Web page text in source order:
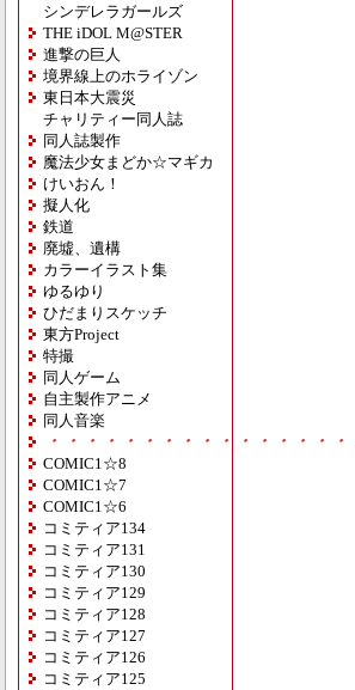
シンデレラガールズ
THE iDOL M@STER
進撃の巨人
境界線上のホライゾン
東日本大震災
チャリティー同人誌
同人誌製作
魔法少女まどか☆マギカ
けいおん！
擬人化
鉄道
廃墟、遺構
カラーイラスト集
ゆるゆり
ひだまりスケッチ
東方Project
特撮
同人ゲーム
自主製作アニメ
同人音楽
・・・・・・・・・・・・・・・・
COMIC1☆8
COMIC1☆7
COMIC1☆6
コミティア134
コミティア131
コミティア130
コミティア129
コミティア128
コミティア127
コミティア126
コミティア125